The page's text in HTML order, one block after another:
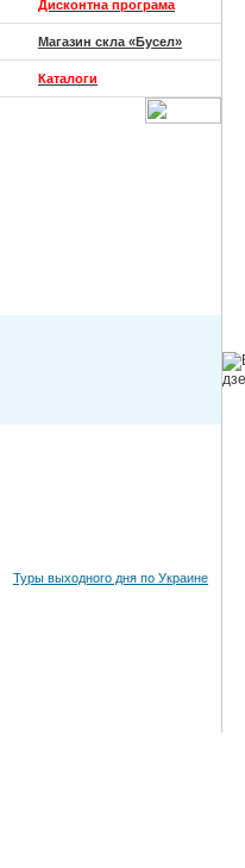
Дисконтна програма
Магазин скла «Бусел»
Каталоги
Туры выходного дня по Украине